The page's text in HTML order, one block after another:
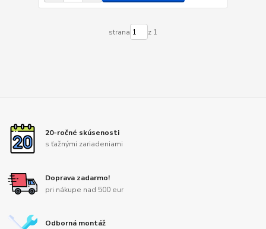
strana z 1
20-ročné skúsenosti
s ťažnými zariadeniami
Doprava zadarmo!
pri nákupe nad 500 eur
Odborná montáž